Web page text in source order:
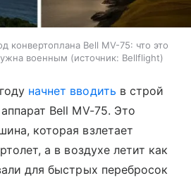
конвертоплана Bell MV-75: что это
военным
источник: Bellflight
начнет вводить в строй
Bell MV-75. Это
которая взлетает
а в воздухе летит как
для быстрых перебросок